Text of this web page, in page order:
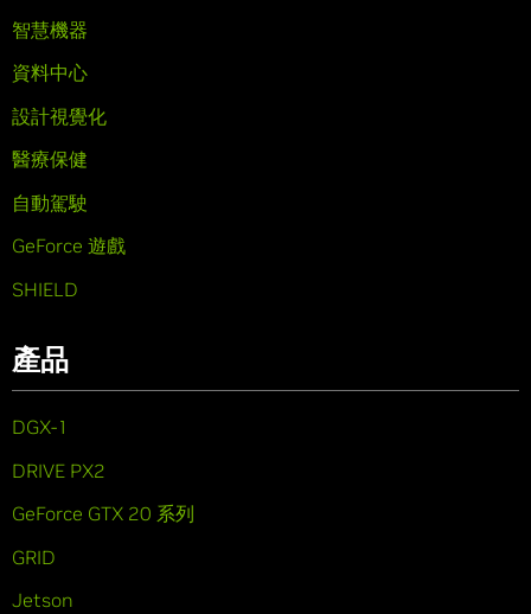
智慧機器
資料中心
設計視覺化
醫療保健
自動駕駛
GeForce 遊戲
SHIELD
產品
DGX-1
DRIVE PX2
GeForce GTX 20 系列
GRID
Jetson